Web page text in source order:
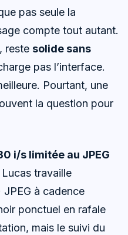
pas seule la
compte tout autant.
reste solide sans
pas l’interface.
Pourtant, une
la question pour
i/s limitée au JPEG
travaille
JPEG à cadence
ponctuel en rafale
mais le suivi du